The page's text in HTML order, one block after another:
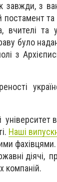
завжди, з
постамент
, вчителі та
було
з
Наші
фахівцями.
діячі,
компаній.